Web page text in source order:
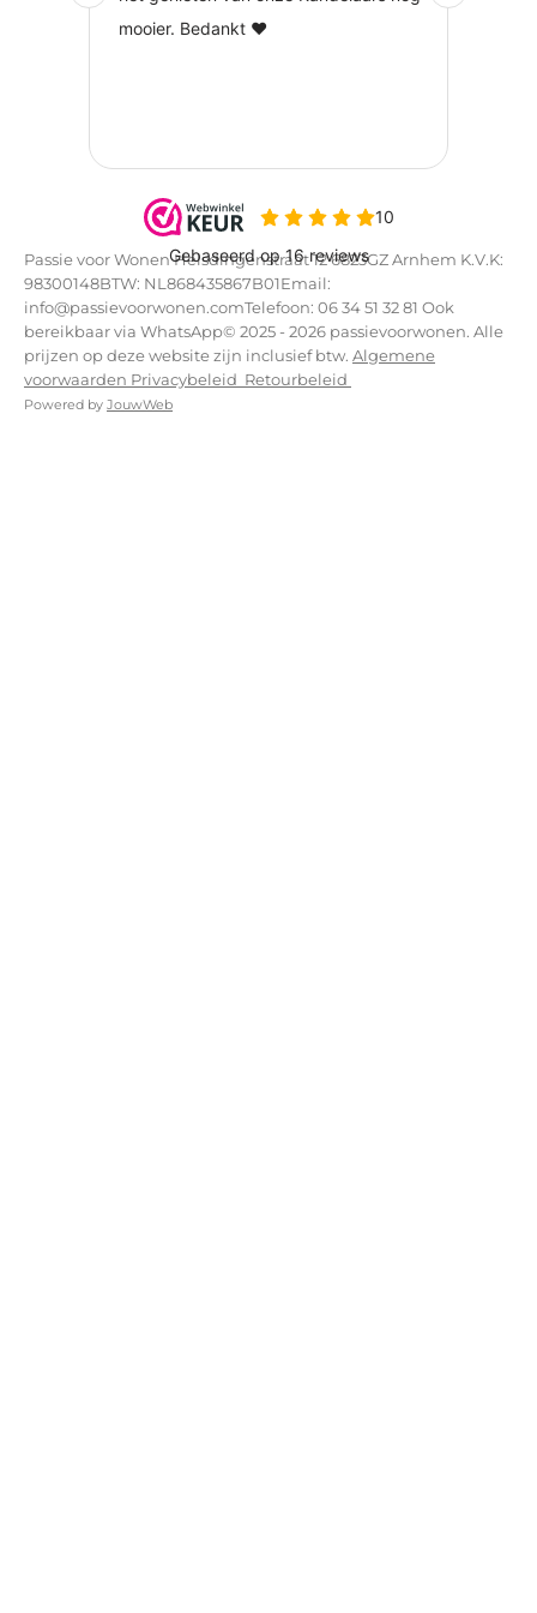
Passie voor Wonen Helsdingenstraat 12 6823GZ Arnhem K.V.K:
98300148BTW: NL868435867B01Email:
info@passievoorwonen.comTelefoon: 06 34 51 32 81 Ook
bereikbaar via WhatsApp© 2025 - 2026 passievoorwonen. Alle
prijzen op deze website zijn inclusief btw. Algemene
voorwaarden Privacybeleid Retourbeleid
Powered by JouwWeb